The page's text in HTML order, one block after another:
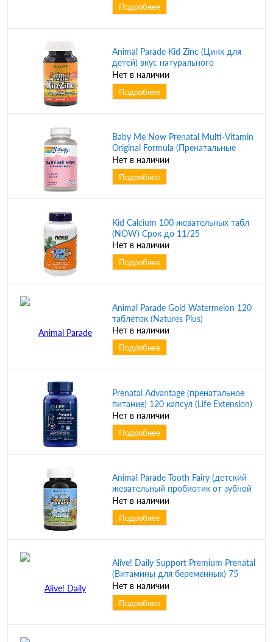
Подробнее
Animal Parade Kid Zinc (Цинк для
детей) вкус натурального
мандарина 90 пастилок (Natures
Plus)
Нет в наличии
Подробнее
Baby Me Now Prenatal Multi-Vitamin
Original Formula (Пренатальные
поливитамины) 150 таблеток
(Solaray)
Нет в наличии
Подробнее
Kid Calcium 100 жевательных табл
(NOW) Срок до 11/25
Нет в наличии
Подробнее
Animal Parade Gold Watermelon 120
таблеток (Natures Plus)
Нет в наличии
Подробнее
Prenatal Advantage (пренатальное
питание) 120 капсул (Life Extension)
Нет в наличии
Подробнее
Animal Parade Tooth Fairy (детский
жевательный пробиотик от зубной
феи с пробиотиками M18)
натуральный вкус ванили 90
таблеток (NaturesPlus)
Нет в наличии
Подробнее
Alive! Daily Support Premium Prenatal
(Витамины для беременных) 75
жевательных таблеток (Nature's
Way)
Нет в наличии
Подробнее